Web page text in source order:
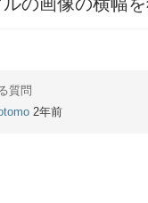
質問
2年前